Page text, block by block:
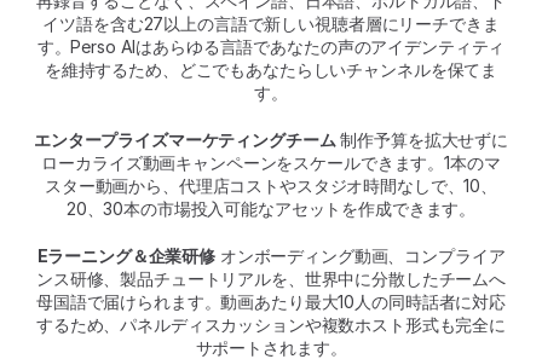
イツ語を含む27以上の言語で新しい視聴者層にリーチできま
す。Perso AIはあらゆる言語であなたの声のアイデンティティ
を維持するため、どこでもあなたらしいチャンネルを保てま
す。
エンタープライズマーケティングチーム 制作予算を拡大せずに
ローカライズ動画キャンペーンをスケールできます。1本のマ
スター動画から、代理店コストやスタジオ時間なしで、10、
20、30本の市場投入可能なアセットを作成できます。
Eラーニング＆企業研修 オンボーディング動画、コンプライア
ンス研修、製品チュートリアルを、世界中に分散したチームへ
母国語で届けられます。動画あたり最大10人の同時話者に対応
するため、パネルディスカッションや複数ホスト形式も完全に
サポートされます。